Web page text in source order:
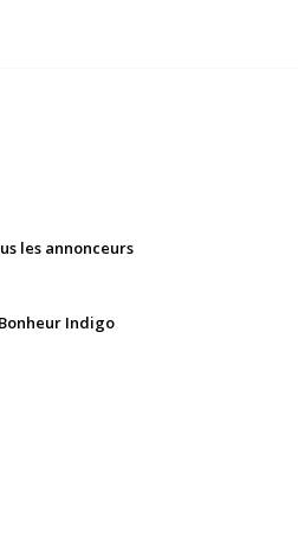
les annonceurs
Indigo